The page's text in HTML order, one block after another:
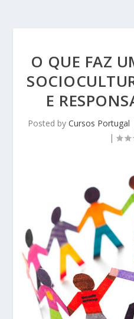
O QUE FAZ
E
Posted by Cursos Portugal
|